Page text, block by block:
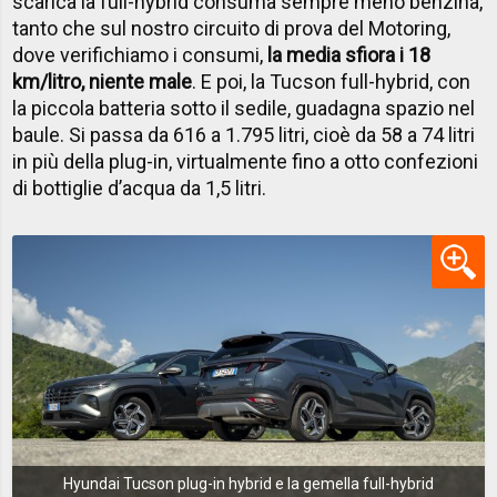
tanto che sul nostro circuito di prova del Motoring,
dove verifichiamo i consumi, la media sfiora i 18
km/litro, niente male. E poi, la Tucson full-hybrid, con
la piccola batteria sotto il sedile, guadagna spazio nel
baule. Si passa da 616 a 1.795 litri, cioè da 58 a 74 litri
in più della plug-in, virtualmente fino a otto confezioni
di bottiglie d’acqua da 1,5 litri.
Hyundai Tucson plug-in hybrid e la gemella full-hybrid